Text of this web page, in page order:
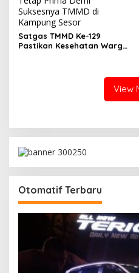
Suksesnya TMMD di
Kampung Sesor
Satgas TMMD Ke-129
Pastikan Kesehatan Warga
View
Otomatif Terbaru